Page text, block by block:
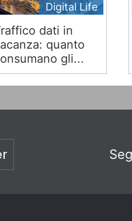
Digital Life
dati in
quanto
gli...